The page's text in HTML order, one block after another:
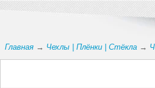
Главная → Чехлы | Плёнки | Стёкла →